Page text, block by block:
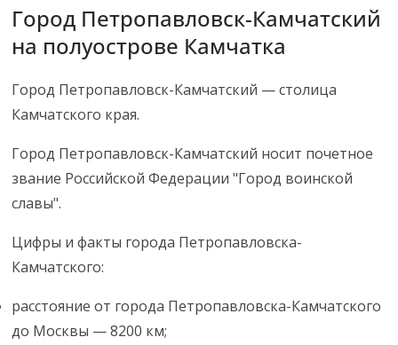
Город Петропавловск-Камчатский
на полуострове Камчатка
Город Петропавловск-Камчатский — столица
Камчатского края.
Город Петропавловск-Камчатский носит почетное
звание Российской Федерации "Город воинской
славы".
Цифры и факты города Петропавловска-
Камчатского:
расстояние от города Петропавловска-Камчатского
до Москвы — 8200 км;